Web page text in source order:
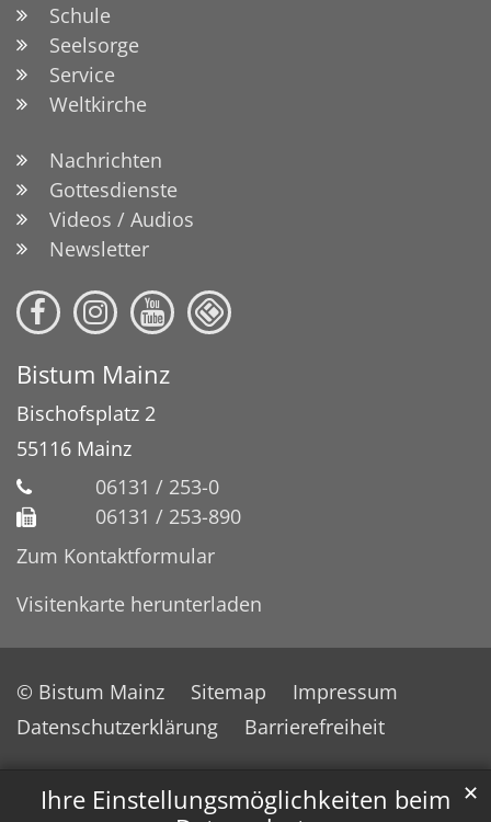
Ihre Einstellungsmöglichkeiten beim ✕
Schule
Seelsorge
Service
Weltkirche
Nachrichten
Gottesdienste
Videos / Audios
Newsletter
Bistum Mainz
Bischofsplatz 2
55116 Mainz
06131 / 253-0
06131 / 253-890
Zum Kontaktformular
Visitenkarte herunterladen
© Bistum Mainz Sitemap
Impressum
Datenschutzerklärung
Barrierefreiheit